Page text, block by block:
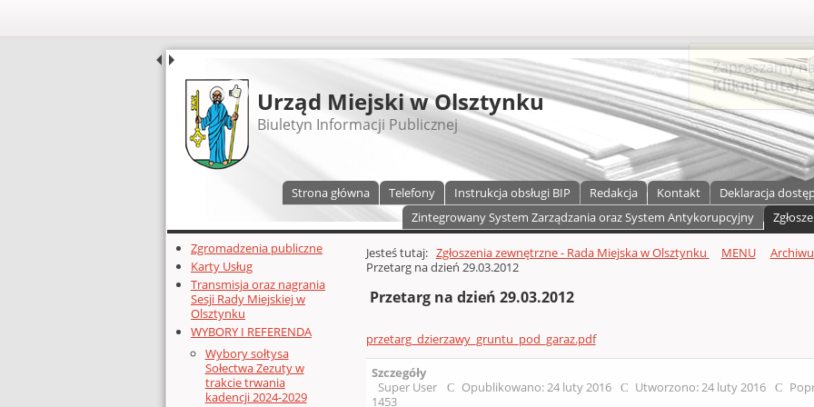
UDOSTĘPNIJ
Urząd Miejski w Olsztynku
Biuletyn Informacji Publicznej
Strona główna Telefony Instrukcja obsługi BIP Redakcja Kontakt Deklaracja
Zintegrowany System Zarządzania oraz System Antykorupcyjny
Dodatkowe zasoby (lewa kolumna)
Zgromadzenia publiczne
Karty Usług
Transmisja oraz nagrania
Sesji Rady Miejskiej w
Olsztynku
WYBORY I REFERENDA
Wybory sołtysa
Sołectwa Zezuty w
trakcie trwania
kadencji 2024-2029
Głównej zawartości
Jesteś tutaj: Zgłoszenia zewnętrzne - Rada Miejska w Olsztynku MENU
Przetarg na dzień 29.03.2012
Przetarg na dzień 29.03.2012
przetarg_dzierzawy_gruntu_pod_garaz.pdf
Szczegóły
Super User
Opublikowano: 24 luty 2016 Utworzono: 24 luty 2016
1453